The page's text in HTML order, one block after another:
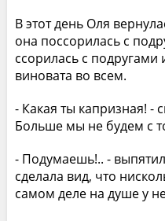
В этот день Оля
она поссорилась с
ссорилась с подругами
виновата во всем.
- Какая ты капризная! -
Больше мы не будем с
- Подумаешь!.. -
сделала вид, что
самом деле на душе у